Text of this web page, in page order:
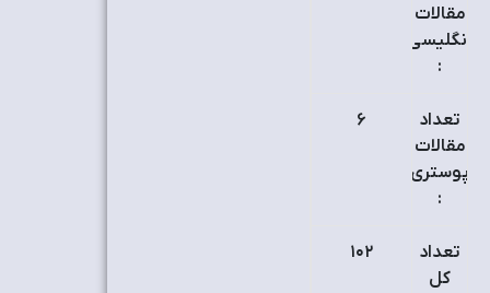
مقالات
انگلیسی
:
تعداد
مقالات
پوستری
:
٦
تعداد
کل
۱٠۲